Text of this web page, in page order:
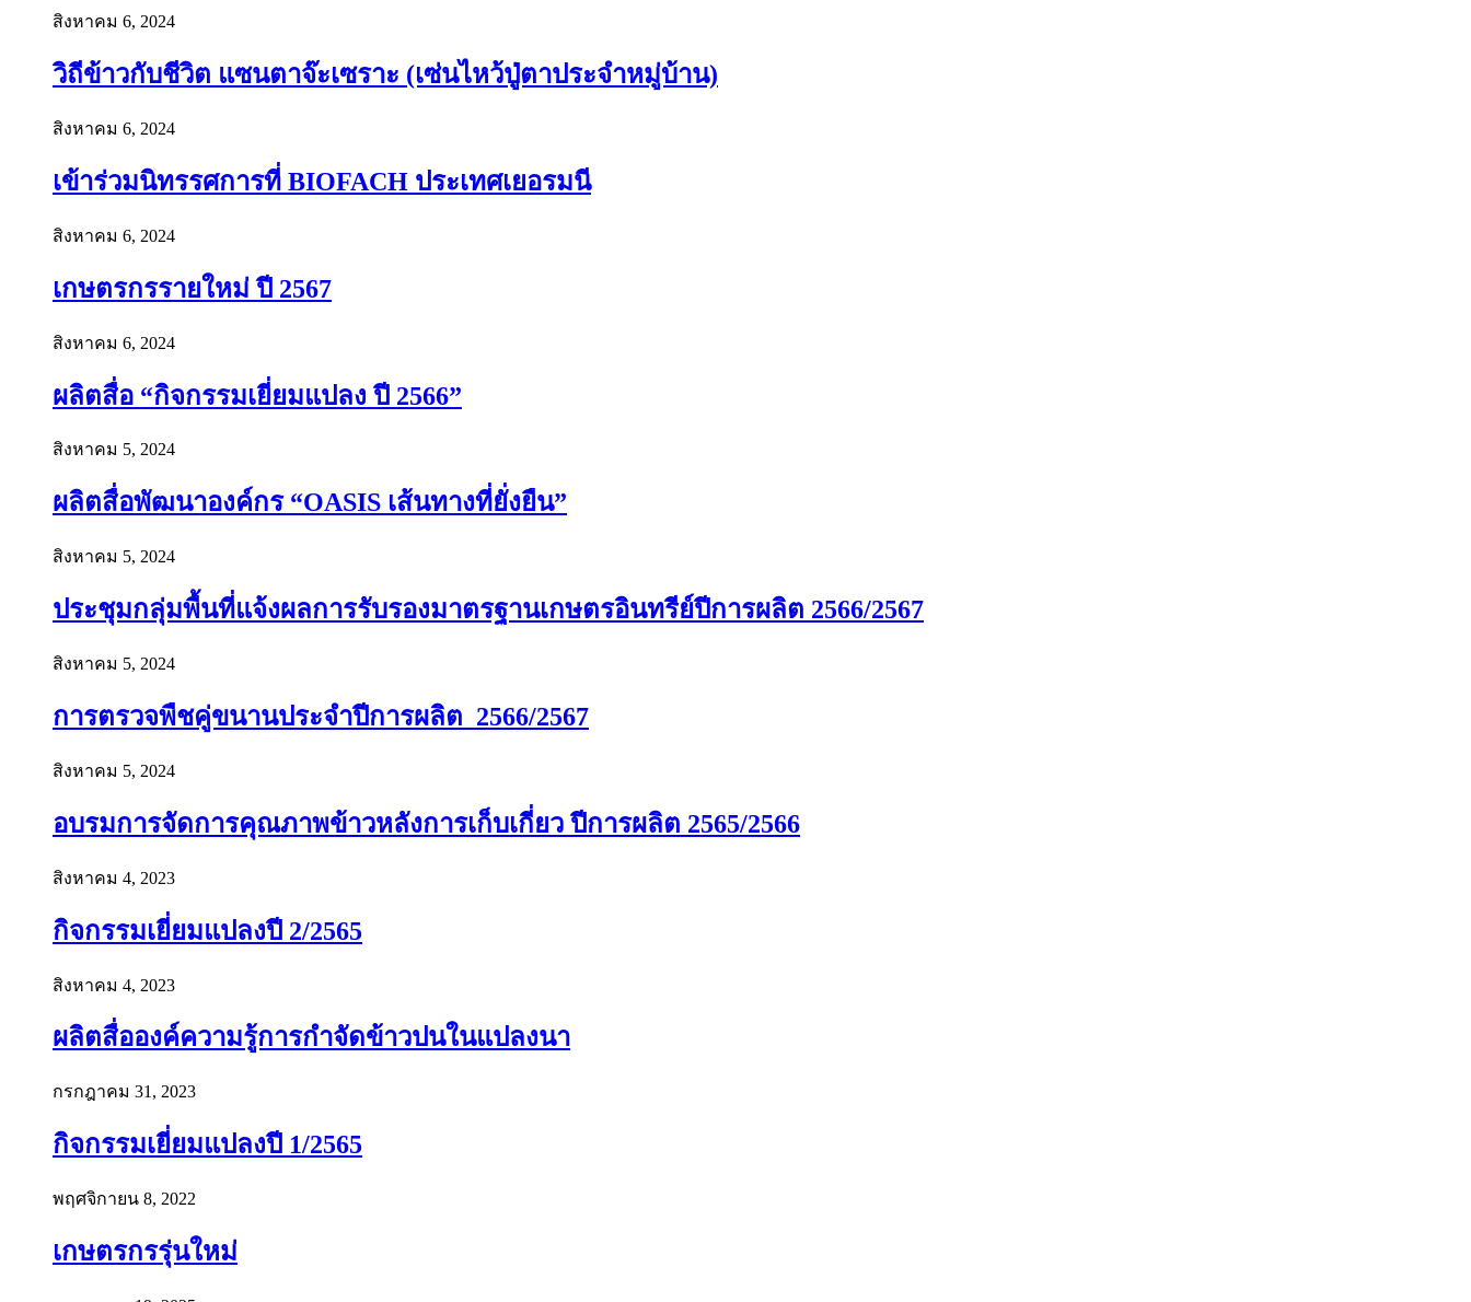
สิงหาคม 6, 2024
วิถีข้าวกับชีวิต แซนตาจ๊ะเซราะ (เซ่นไหว้ปู่ตาประจำหมู่บ้าน)
สิงหาคม 6, 2024
เข้าร่วมนิทรรศการที่ BIOFACH ประเทศเยอรมนี
สิงหาคม 6, 2024
เกษตรกรรายใหม่ ปี 2567
สิงหาคม 6, 2024
ผลิตสื่อ “กิจกรรมเยี่ยมแปลง ปี 2566”
สิงหาคม 5, 2024
ผลิตสื่อพัฒนาองค์กร “OASIS เส้นทางที่ยั่งยืน”
สิงหาคม 5, 2024
ประชุมกลุ่มพื้นที่แจ้งผลการรับรองมาตรฐานเกษตรอินทรีย์ปีการผลิต 2566/2567
สิงหาคม 5, 2024
การตรวจพืชคู่ขนานประจำปีการผลิต 2566/2567
สิงหาคม 5, 2024
อบรมการจัดการคุณภาพข้าวหลังการเก็บเกี่ยว ปีการผลิต 2565/2566
สิงหาคม 4, 2023
กิจกรรมเยี่ยมแปลงปี 2/2565
สิงหาคม 4, 2023
ผลิตสื่อองค์ความรู้การกำจัดข้าวปนในแปลงนา
กรกฎาคม 31, 2023
กิจกรรมเยี่ยมแปลงปี 1/2565
พฤศจิกายน 8, 2022
เกษตรกรรุ่นใหม่